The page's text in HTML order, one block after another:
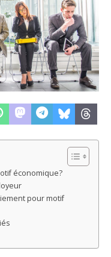
économique?
pour motif